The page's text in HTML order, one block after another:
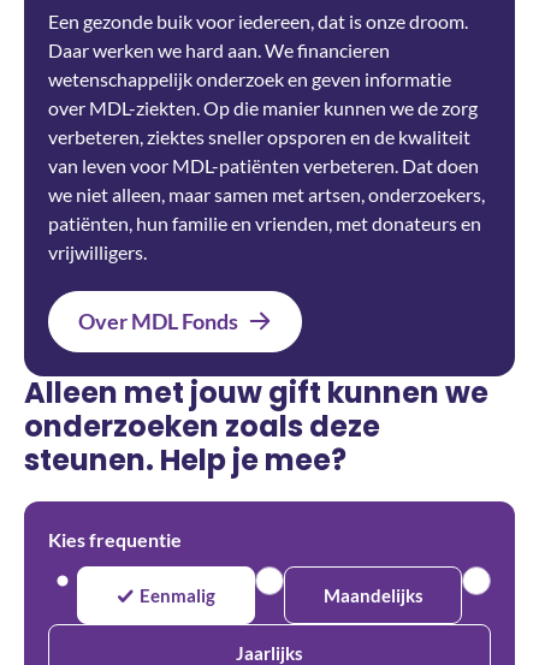
Een gezonde buik voor iedereen, dat is onze droom.
Daar werken we hard aan. We financieren
wetenschappelijk onderzoek en geven informatie
over MDL-ziekten. Op die manier kunnen we de zorg
verbeteren, ziektes sneller opsporen en de kwaliteit
van leven voor MDL-patiënten verbeteren. Dat doen
we niet alleen, maar samen met artsen, onderzoekers,
patiënten, hun familie en vrienden, met donateurs en
vrijwilligers.
Over MDL Fonds
Alleen met jouw gift kunnen we
onderzoeken zoals deze
steunen. Help je mee?
Kies frequentie
Eenmalig Maandelijks
Jaarlijks